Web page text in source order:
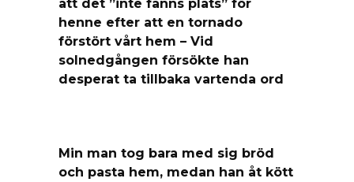
att det ”inte fanns plats” för
henne efter att en tornado
förstört vårt hem – Vid
solnedgången försökte han
desperat ta tillbaka vartenda ord
Min man tog bara med sig bröd
och pasta hem, medan han åt kött